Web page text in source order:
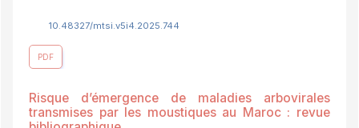
10.48327/mtsi.v5i4.2025.744
PDF
Risque d’émergence de maladies arbovirales
transmises par les moustiques au Maroc : revue